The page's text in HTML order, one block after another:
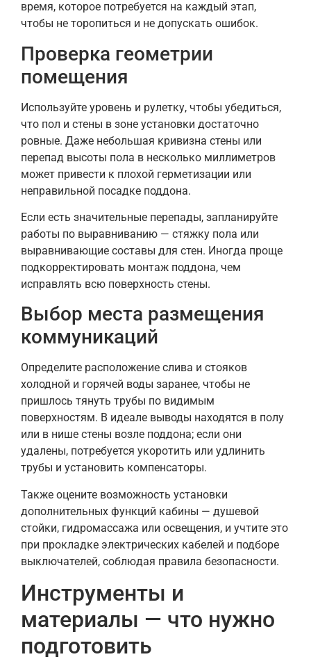
время, которое потребуется на каждый этап,
чтобы не торопиться и не допускать ошибок.
Проверка геометрии
помещения
Используйте уровень и рулетку, чтобы убедиться,
что пол и стены в зоне установки достаточно
ровные. Даже небольшая кривизна стены или
перепад высоты пола в несколько миллиметров
может привести к плохой герметизации или
неправильной посадке поддона.
Если есть значительные перепады, запланируйте
работы по выравниванию — стяжку пола или
выравнивающие составы для стен. Иногда проще
подкорректировать монтаж поддона, чем
исправлять всю поверхность стены.
Выбор места размещения
коммуникаций
Определите расположение слива и стояков
холодной и горячей воды заранее, чтобы не
пришлось тянуть трубы по видимым
поверхностям. В идеале выводы находятся в полу
или в нише стены возле поддона; если они
удалены, потребуется укоротить или удлинить
трубы и установить компенсаторы.
Также оцените возможность установки
дополнительных функций кабины — душевой
стойки, гидромассажа или освещения, и учтите это
при прокладке электрических кабелей и подборе
выключателей, соблюдая правила безопасности.
Инструменты и
материалы — что нужно
подготовить